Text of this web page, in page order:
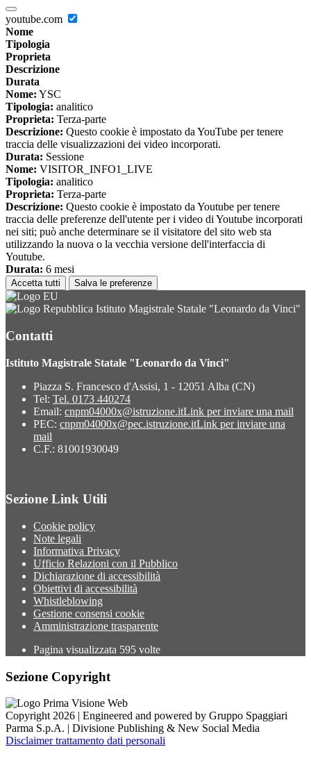
youtube.com
Nome
Tipologia
Proprieta
Descrizione
Durata
Nome: YSC
Tipologia: analitico
Proprieta: Terza-parte
Descrizione: Questo cookie è impostato da YouTube per tenere
traccia delle visualizzazioni dei video incorporati.
Durata: Sessione
Nome: VISITOR_INFO1_LIVE
Tipologia: analitico
Proprieta: Terza-parte
Descrizione: Questo cookie è impostato da Youtube per tenere
traccia delle preferenze dell'utente per i video di Youtube incorporati
nei siti; può anche determinare se il visitatore del sito web sta
utilizzando la nuova o la vecchia versione dell'interfaccia di
Youtube.
Durata: 6 mesi
Accetta tutti Salva le preferenze
Istituto Magistrale Statale "Leonardo da Vinci"
Contatti
Istituto Magistrale Statale "Leonardo da Vinci"
Piazza S. Francesco d'Assisi, 1 - 12051 Alba (CN)
Tel: Tel. 0173 440274
Email: cnpm04000x@istruzione.itLink per inviare una mail
PEC: cnpm04000x@pec.istruzione.itLink per inviare una
mail
C.F.: 81001930049
Sezione Link Utili
Cookie policy
Note legali
Informativa Privacy
Ufficio Relazioni con il Pubblico
Dichiarazione di accessibilità
Obiettivi di accessibilità
Whistleblowing
Gestione consensi cookie
Amministrazione trasparente
Pagina visualizzata 595 volte
Sezione Copyright
Copyright 2026 | Engineered and powered by Gruppo Spaggiari
Parma S.p.A. | Divisione Publishing & New Social Media
Disclaimer trattamento dati personali